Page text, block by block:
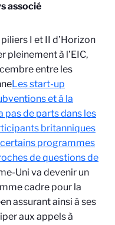
associé
I et II d’Horizon
pleinement à l’EIC,
entre les
Les start-up
et à la
pas de parts dans les
britanniques
programmes
de questions de
Uni va devenir un
cadre pour la
assurant ainsi à ses
aux appels à